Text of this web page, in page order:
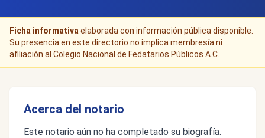
Ficha informativa elaborada con información pública disponible.
Su presencia en este directorio no implica membresía ni
afiliación al Colegio Nacional de Fedatarios Públicos A.C.
Acerca del notario
Este notario aún no ha completado su biografía.